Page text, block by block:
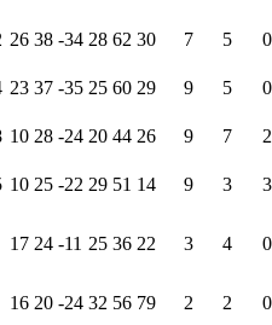
26 38 -34 28 62 30 7 5
0
23 37 -35 25 60 29 9 5
0
10 28 -24 20 44 26 9 7
2
10 25 -22 29 51 14 9 3
3
17 24 -11 25 36 22 3 4 0
16 20 -24 32 56 79 2 2
0